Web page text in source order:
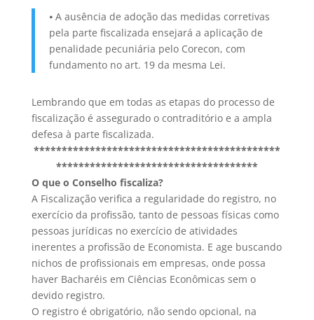
⦁ A ausência de adoção das medidas corretivas
pela parte fiscalizada ensejará a aplicação de
penalidade pecuniária pelo Corecon, com
fundamento no art. 19 da mesma Lei.
Lembrando que em todas as etapas do processo de
fiscalização é assegurado o contraditório e a ampla
defesa à parte fiscalizada.
********************************************
************************************
O que o Conselho fiscaliza?
A Fiscalização verifica a regularidade do registro, no
exercício da profissão, tanto de pessoas físicas como
pessoas jurídicas no exercício de atividades
inerentes a profissão de Economista. E age buscando
nichos de profissionais em empresas, onde possa
haver Bacharéis em Ciências Econômicas sem o
devido registro.
O registro é obrigatório, não sendo opcional, na